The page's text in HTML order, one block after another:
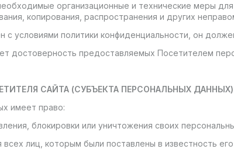
организационные и технические меры
копирования, распространения и других
с условиями политики конфиденциальности, он
достоверность предоставляемых Посетителем
САЙТА (СУБЪЕКТА ПЕРСОНАЛЬНЫХ ДАННЫХ)
имеет право:
блокировки или уничтожения своих
всех лиц, которым были поставлены в известность